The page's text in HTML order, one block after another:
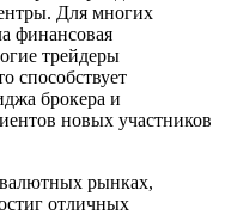
Для многих
финансовая
трейдеры
способствует
брокера и
новых участников
валютных рынках,
отличных